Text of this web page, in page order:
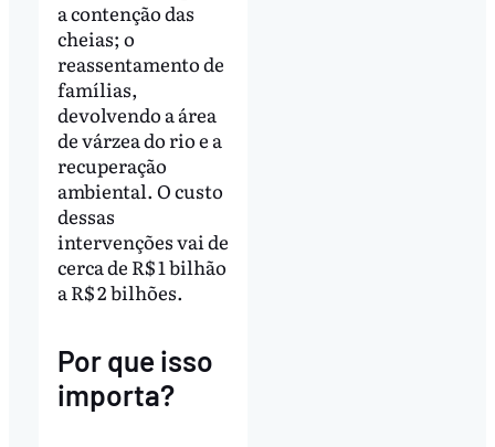
a contenção das
cheias; o
reassentamento de
famílias,
devolvendo a área
de várzea do rio e a
recuperação
ambiental. O custo
dessas
intervenções vai de
cerca de R$ 1 bilhão
a R$ 2 bilhões.
Por que isso
importa?